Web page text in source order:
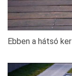
Ebben a hátsó